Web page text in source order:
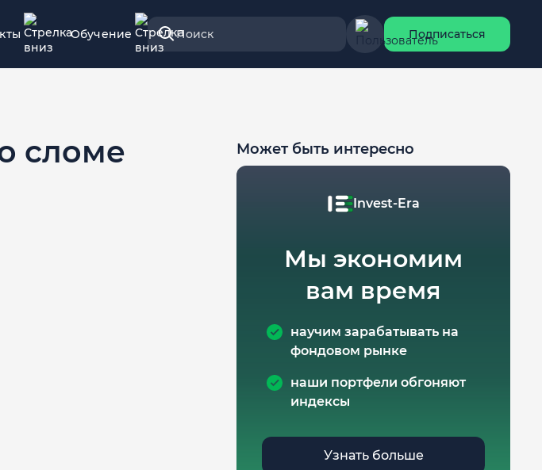
Обучение Поиск Подписаться
сломе
Может быть интересно
Invest-Era
Мы экономим
вам время
научим зарабатывать на
фондовом рынке
наши портфели обгоняют
индексы
Узнать больше